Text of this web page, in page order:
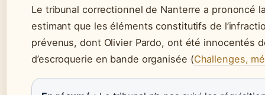
Le tribunal correctionnel de Nanterre a prononcé
estimant que les éléments constitutifs de
prévenus, dont Olivier Pardo, ont été innocentés
d’escroquerie en bande organisée (Challenges,